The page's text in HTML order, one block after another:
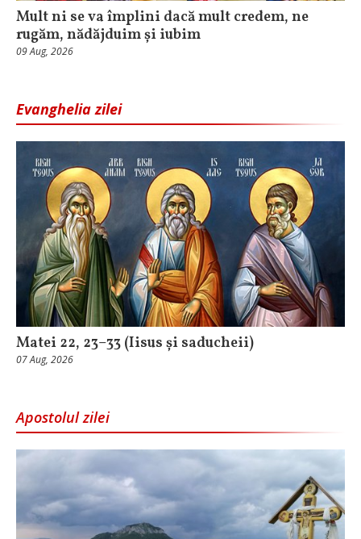
Mult ni se va împlini dacă mult credem, ne
rugăm, nădăjduim și iubim
09 Aug, 2026
Evanghelia zilei
Matei 22, 23–33 (Iisus și saducheii)
07 Aug, 2026
Apostolul zilei